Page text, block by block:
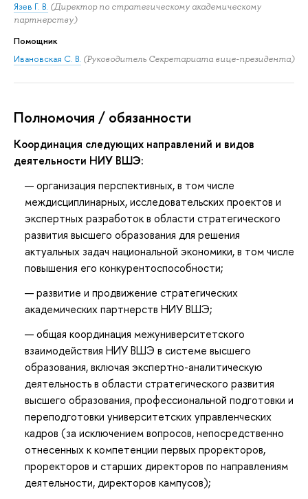
Язев Г. В. (Директор по стратегическому академическому
партнерству)
Помощник
Ивановская С. В. (Руководитель Секретариата вице-президента)
Полномочия / обязанности
Координация следующих направлений и видов
деятельности НИУ ВШЭ:
организация перспективных, в том числе
междисциплинарных, исследовательских проектов и
экспертных разработок в области стратегического
развития высшего образования для решения
актуальных задач национальной экономики, в том числе
повышения его конкурентоспособности;
развитие и продвижение стратегических
академических партнерств НИУ ВШЭ;
общая координация межуниверситетского
взаимодействия НИУ ВШЭ в системе высшего
образования, включая экспертно-аналитическую
деятельность в области стратегического развития
высшего образования, профессиональной подготовки и
переподготовки университетских управленческих
кадров (за исключением вопросов, непосредственно
отнесенных к компетенции первых проректоров,
проректоров и старших директоров по направлениям
деятельности, директоров кампусов);